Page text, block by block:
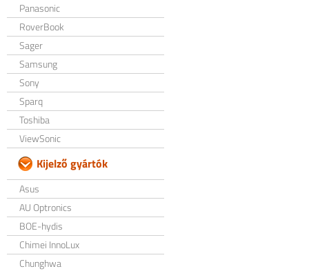
Panasonic
RoverBook
Sager
Samsung
Sony
Sparq
Toshiba
ViewSonic
Kijelző gyártók
Asus
AU Optronics
BOE-hydis
Chimei InnoLux
Chunghwa